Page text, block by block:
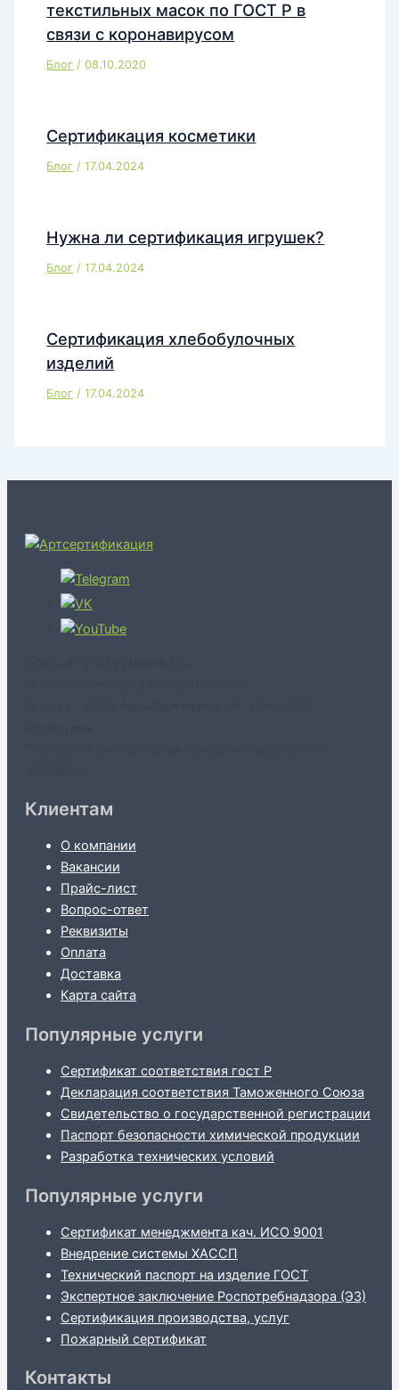
текстильных масок по ГОСТ Р в
связи с коронавирусом
Блог /08.10.2020
Сертификация косметики
Блог /17.04.2024
Нужна ли сертификация игрушек?
Блог /17.04.2024
Сертификация хлебобулочных
изделий
Блог /17.04.2024
Клиентам
О компании
Вакансии
Прайс-лист
Вопрос-ответ
Реквизиты
Оплата
Доставка
Карта сайта
Популярные услуги
Сертификат соответствия гост Р
Декларация соответствия Таможенного Союза
Свидетельство о государственной регистрации
Паспорт безопасности химической продукции
Разработка технических условий
Популярные услуги
Сертификат менеджмента кач. ИСО 9001
Внедрение системы ХАССП
Технический паспорт на изделие ГОСТ
Экспертное заключение Роспотребнадзора (ЭЗ)
Сертификация производства, услуг
Пожарный сертификат
Контакты